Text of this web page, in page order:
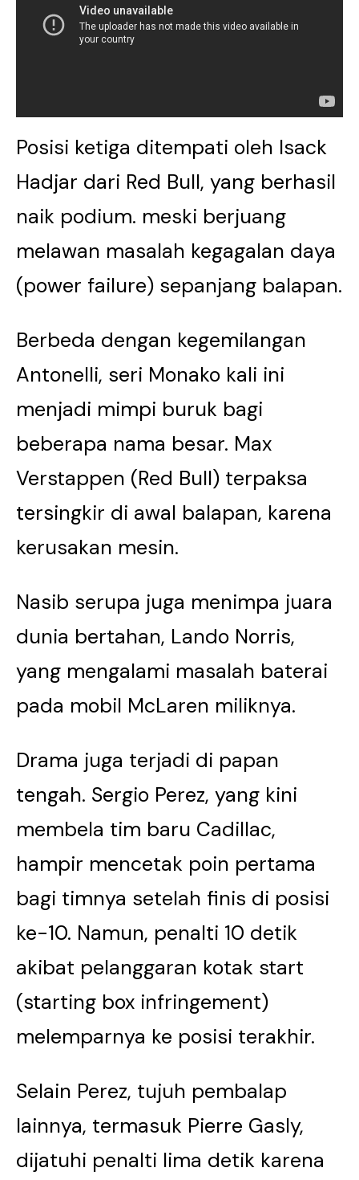
Posisi ketiga ditempati oleh Isack
Hadjar dari Red Bull, yang berhasil
naik podium. meski berjuang
melawan masalah kegagalan daya
(power failure) sepanjang balapan.
Berbeda dengan kegemilangan
Antonelli, seri Monako kali ini
menjadi mimpi buruk bagi
beberapa nama besar. Max
Verstappen (Red Bull) terpaksa
tersingkir di awal balapan, karena
kerusakan mesin.
Nasib serupa juga menimpa juara
dunia bertahan, Lando Norris,
yang mengalami masalah baterai
pada mobil McLaren miliknya.
Drama juga terjadi di papan
tengah. Sergio Perez, yang kini
membela tim baru Cadillac,
hampir mencetak poin pertama
bagi timnya setelah finis di posisi
ke-10. Namun, penalti 10 detik
akibat pelanggaran kotak start
(starting box infringement)
melemparnya ke posisi terakhir.
Selain Perez, tujuh pembalap
lainnya, termasuk Pierre Gasly,
dijatuhi penalti lima detik karena